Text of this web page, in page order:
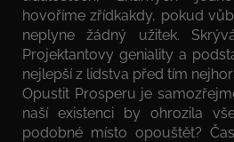
hovoříme zřídkakdy, pokud
neplyne žádný užitek.
Projektantovy geniality a
nejlepší z lidstva před tím
Opustit Prosperu je
naší existenci by ohrozila
podobné místo opouštět?